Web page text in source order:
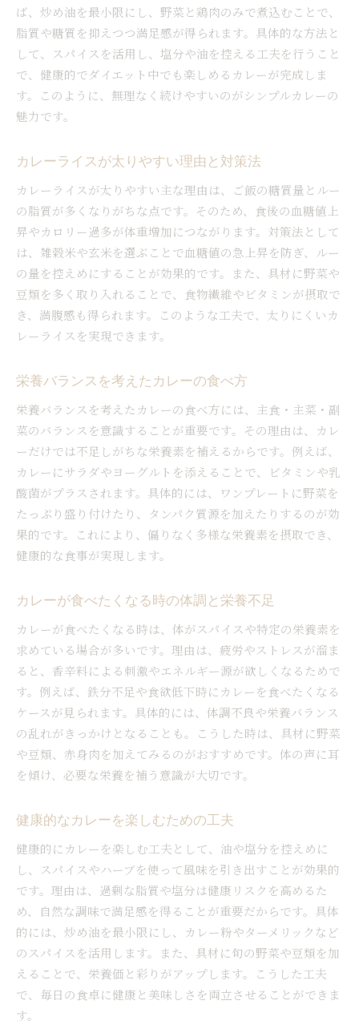
カレーの食材選びで太りにくさを追求
カレー 隠し味で満足感を高めるポイント
食べ合わせでカレーのカロリーを調整
野菜たっぷりカレーで食物繊維を強化
栄養バランスを考えたカレーの食べ方
カレーと一緒に摂りたい副菜の選び方
野菜とタンパク質が豊富なカレー献立
カレーがダメな時の体調サインに注目
ご飯の量を調整してカレーを楽しむ方法
赤缶カレー粉利用で健康的な食卓を実現
スパイス使いで広がるカレーの魅力
赤缶カレー粉の活用法とおすすめレシピ
カレーの辛さ調節で楽しむバリエーション
カレー 隠し味で深みを増すスパイス術
市販ルーとカレー粉の組み合わせアイデア
カレーが食べたくなる理由と対策法
カレー食べたくなるときの体のサイン
栄養不足がカレー欲求につながる理由
カレーがダメな時の注意点と対策方法
健康的にカレーを楽しむための自己管理
ダイエット中にカレーを取り入れる秘訣
市販ルー活用でシンプルカレー革命
市販ルーで簡単に作る本格カレーの方法
カレー 隠し味で市販ルーをアレンジする技
市販ルーとカレー粉で新しい味わいを発見
忙しい日に役立つカレー簡単レシピ集
赤缶カレー粉を使ったカレーライスの魅力
ば、炒め油を最小限にし、野菜と鶏肉のみで煮込むことで、
脂質や糖質を抑えつつ満足感が得られます。具体的な方法と
して、スパイスを活用し、塩分や油を控える工夫を行うこと
で、健康的でダイエット中でも楽しめるカレーが完成しま
す。このように、無理なく続けやすいのがシンプルカレーの
魅力です。
カレーライスが太りやすい理由と対策法
カレーライスが太りやすい主な理由は、ご飯の糖質量とルー
の脂質が多くなりがちな点です。そのため、食後の血糖値上
昇やカロリー過多が体重増加につながります。対策法として
は、雑穀米や玄米を選ぶことで血糖値の急上昇を防ぎ、ルー
の量を控えめにすることが効果的です。また、具材に野菜や
豆類を多く取り入れることで、食物繊維やビタミンが摂取で
き、満腹感も得られます。このような工夫で、太りにくいカ
レーライスを実現できます。
栄養バランスを考えたカレーの食べ方
栄養バランスを考えたカレーの食べ方には、主食・主菜・副
菜のバランスを意識することが重要です。その理由は、カレ
ーだけでは不足しがちな栄養素を補えるからです。例えば、
カレーにサラダやヨーグルトを添えることで、ビタミンや乳
酸菌がプラスされます。具体的には、ワンプレートに野菜を
たっぷり盛り付けたり、タンパク質源を加えたりするのが効
果的です。これにより、偏りなく多様な栄養素を摂取でき、
健康的な食事が実現します。
カレーが食べたくなる時の体調と栄養不足
カレーが食べたくなる時は、体がスパイスや特定の栄養素を
求めている場合が多いです。理由は、疲労やストレスが溜ま
ると、香辛料による刺激やエネルギー源が欲しくなるためで
す。例えば、鉄分不足や食欲低下時にカレーを食べたくなる
ケースが見られます。具体的には、体調不良や栄養バランス
の乱れがきっかけとなることも。こうした時は、具材に野菜
や豆類、赤身肉を加えてみるのがおすすめです。体の声に耳
を傾け、必要な栄養を補う意識が大切です。
健康的なカレーを楽しむための工夫
健康的にカレーを楽しむ工夫として、油や塩分を控えめに
し、スパイスやハーブを使って風味を引き出すことが効果的
です。理由は、過剰な脂質や塩分は健康リスクを高めるた
め、自然な調味で満足感を得ることが重要だからです。具体
的には、炒め油を最小限にし、カレー粉やターメリックなど
のスパイスを活用します。また、具材に旬の野菜や豆類を加
えることで、栄養価と彩りがアップします。こうした工夫
で、毎日の食卓に健康と美味しさを両立させることができま
す。